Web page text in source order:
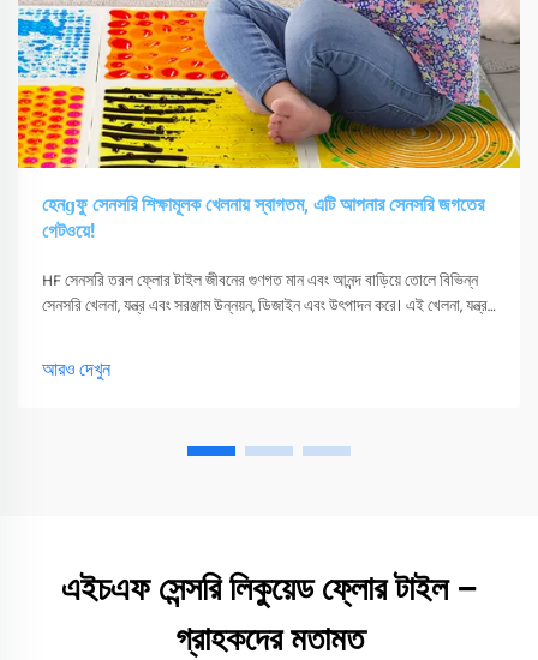
হেনɡফু সেনসরি শিক্ষামূলক খেলনায় স্বাগতম, এটি আপনার সেনসরি জগতের
গেটওয়ে!
HF সেনসরি তরল ফ্লোর টাইল জীবনের গুণগত মান এবং আনন্দ বাড়িয়ে তোলে বিভিন্ন
সেনসরি খেলনা, যন্ত্র এবং সরঞ্জাম উন্নয়ন, ডিজাইন এবং উৎপাদন করে। এই খেলনা, যন্ত্র
আরও দেখুন
এইচএফ সেন্সরি লিকুয়েড ফ্লোর টাইল –
গ্রাহকদের মতামত